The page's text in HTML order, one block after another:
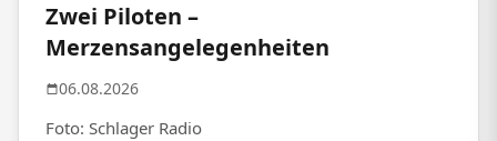
Zwei Piloten –
Merzensangelegenheiten
06.08.2026
Foto: Schlager Radio